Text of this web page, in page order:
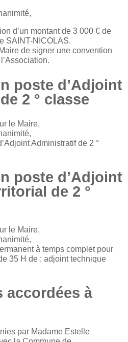
d’un montant de 3 000 € de
SAINT-NICOLAS.
de signer une convention
poste d’Adjoint
2 ° classe
le Maire,
Administratif de 2 °
poste d’Adjoint
de 2 °
le Maire,
à temps complet pour
35 H de : adjoint technique
accordées à
par Madame Estelle